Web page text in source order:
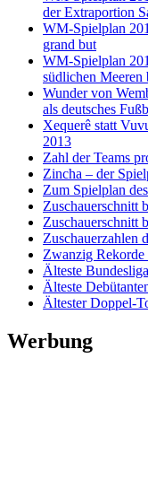
der Extraportion
WM-Spielplan
grand but
WM-Spielplan
südlichen Meeren
Wunder von
als deutsches
Xequerê statt
2013
Zahl der Teams
Zincha – der
Zum Spielplan
Zuschauerschnitt
Zuschauerschnitt
Zuschauerzahlen
Zwanzig Rekorde
Älteste
Älteste
Ältester Doppel-
Werbung